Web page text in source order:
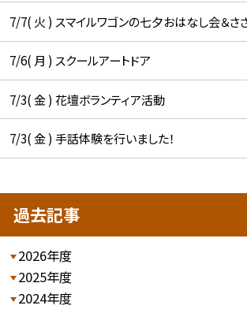
7/7( 火 ) スマイルワゴンの七夕おはなし会＆さ
7/6( 月 ) スクールアートドア
7/3( 金 ) 花壇ボランティア活動
7/3( 金 ) 手話体験を行いました！
過去記事
2026年度
2025年度
2024年度